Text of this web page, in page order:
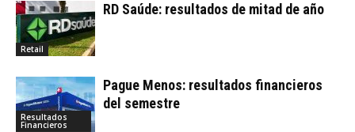
Retail
RD Saúde: resultados de mitad de año
Resultados
Financieros
Pague Menos: resultados financieros
del semestre